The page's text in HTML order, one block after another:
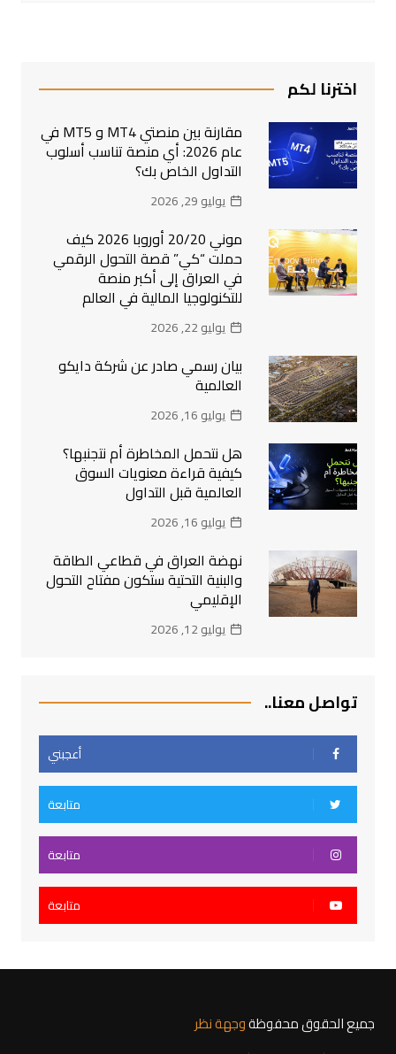
اخترنا لكم
مقارنة بين منصتي MT4 و MT5 في
عام 2026: أي منصة تناسب أسلوب
التداول الخاص بك؟
يوليو 29, 2026
موني 20/20 أوروبا 2026 كيف
حملت “كي” قصة التحول الرقمي
في العراق إلى أكبر منصة
للتكنولوجيا المالية في العالم
يوليو 22, 2026
بيان رسمي صادر عن شركة دايكو
العالمية
يوليو 16, 2026
هل نتحمل المخاطرة أم نتجنبها؟
كيفية قراءة معنويات السوق
العالمية قبل التداول
يوليو 16, 2026
نهضة العراق في قطاعي الطاقة
والبنية التحتية ستكون مفتاح التحول
الإقليمي
يوليو 12, 2026
تواصل معنا..
أعجبني
متابعة
متابعة
متابعة
جميع الحقوق محفوظةوجهة نظر